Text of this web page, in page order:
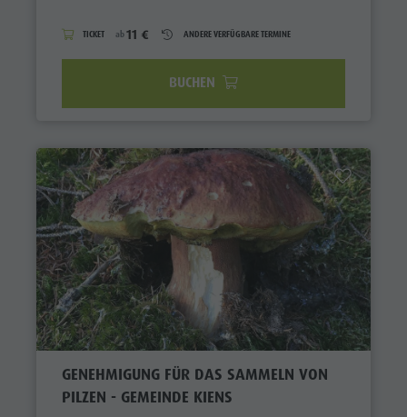
TICKET ab11 € ANDERE VERFÜGBARE TERMINE
BUCHEN
GENEHMIGUNG FÜR DAS SAMMELN VON
PILZEN - GEMEINDE KIENS